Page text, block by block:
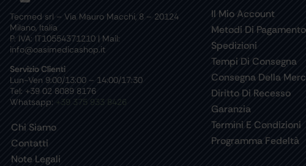
Tecmed srl – Via Mauro Macchi, 8 – 20124
Milano, Italia
P. IVA: IT10554371210 | Mail:
info@oasimedicashop.it
Servizio Clienti
Lun-Ven 9:00/13:00 – 14:00/17:30
Tel: +39 02 8089 8176
Whatsapp:
+39 375 933 8426
Chi Siamo
Contatti
Note Legali
Il Mio Account
Metodi Di Pagamento
Spedizioni
Tempi Di Consegna
Consegna Della
Diritto Di Recesso
Garanzia
Termini E Condizioni
Programma Fedeltà